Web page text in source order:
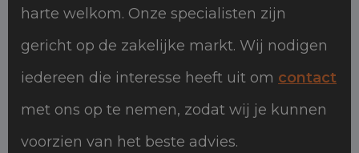
harte welkom. Onze specialisten zijn
gericht op de zakelijke markt. Wij nodigen
iedereen die interesse heeft uit om contact
met ons op te nemen, zodat wij je kunnen
voorzien van het beste advies.